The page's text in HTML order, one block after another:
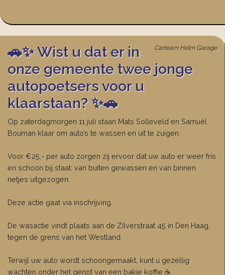
Carteam Helm Garage
🚗✨ Wist u dat er in
onze gemeente twee jonge
autopoetsers voor u
klaarstaan? ✨🚗
Op zaterdagmorgen 11 juli staan Mats Solleveld en Samuël
Bouman klaar om auto’s te wassen en uit te zuigen.
Voor €25,- per auto zorgen zij ervoor dat uw auto er weer fris
en schoon bij staat: van buiten gewassen en van binnen
netjes uitgezogen.
Deze actie gaat via inschrijving.
De wasactie vindt plaats aan de Zilverstraat 45 in Den Haag,
tegen de grens van het Westland.
Terwijl uw auto wordt schoongemaakt, kunt u gezellig
wachten onder het genot van een bakje koffie ☕.